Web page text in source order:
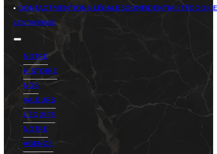
L'ENTREPRISE
NOTRE
HISTOIRE
NOS
VALEURS
L'ÉQUIPE
NOTRE
AGENCE
CONTACTMENTIONS LÉGALESCONFIDENTIALITÉ